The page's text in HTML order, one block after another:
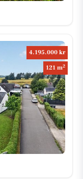
4.195.000 kr
121 m2